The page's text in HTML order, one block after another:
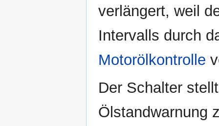
verlängert, weil
Intervalls durch
Motorölkontrolle
Der Schalter
Ölstandwarnung